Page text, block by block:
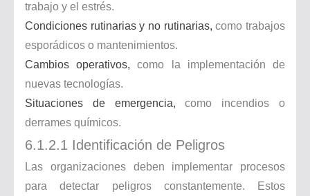
trabajo y el estrés.
Condiciones rutinarias y no rutinarias, como trabajos
esporádicos o mantenimientos.
Cambios operativos, como la implementación de
nuevas tecnologías.
Situaciones de emergencia, como incendios o
derrames químicos.
6.1.2.1 Identificación de Peligros
Las organizaciones deben implementar procesos
para detectar peligros constantemente. Estos